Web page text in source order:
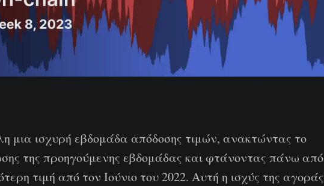
μια ισχυρή εβδομάδα απόδοσης τιμών, ανακτώντας το
της προηγούμενης εβδομάδας και φτάνοντας πάνω από
τιμή από τον Ιούνιο του 2022. Αυτή η ισχύς της αγοράς